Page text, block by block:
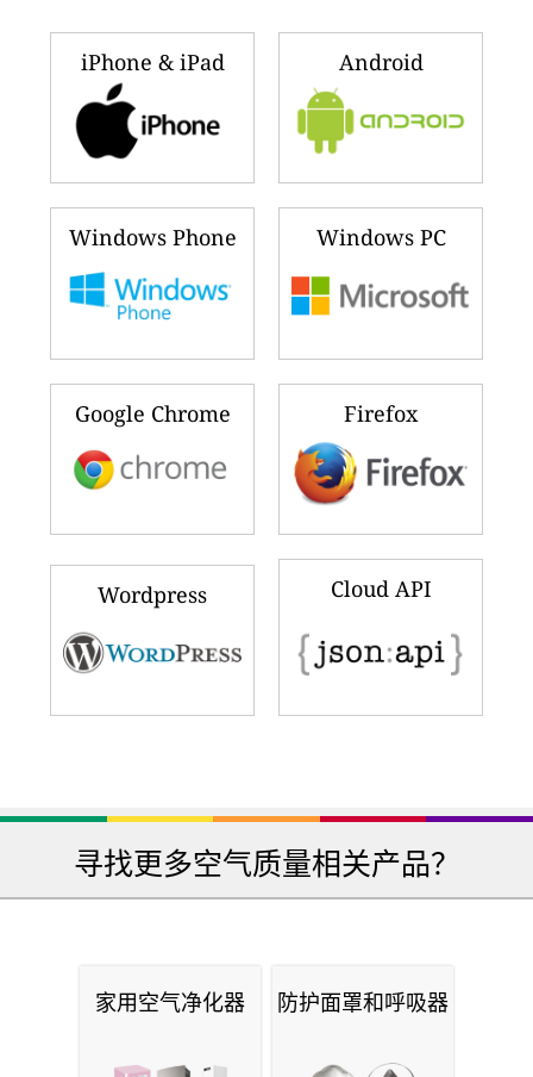
iPhone & iPad Android
Windows Phone Windows PC
Google Chrome Firefox
Wordpress Cloud API
寻找更多空气质量相关产品？
家用空气净化器 防护面罩和呼吸器